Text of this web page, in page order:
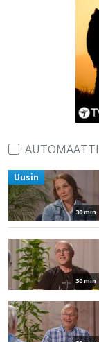
30 min
Uusin
30 min